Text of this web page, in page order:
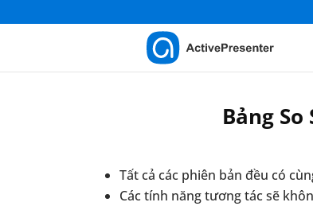
Bảng
Tất cả các phiên bản đều có
Các tính năng tương tác sẽ